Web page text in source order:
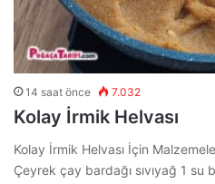
14 saat önce 7.032
Kolay İrmik Helvası
Kolay İrmik Helvası İçin
Çeyrek çay bardağı sıvıyağ 1 su